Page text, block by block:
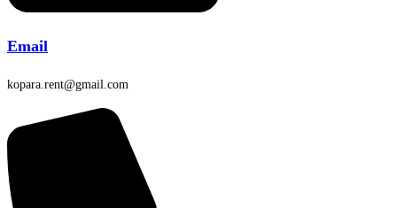
Email
kopara.rent@gmail.com